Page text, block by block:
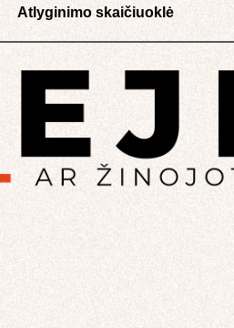
Atlyginimo skaičiuoklė​